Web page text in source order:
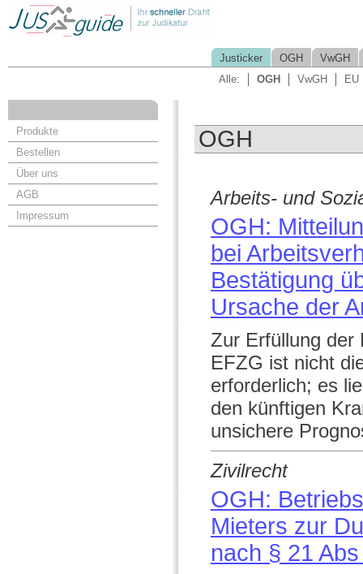
Justicker OGH
VwGH
Alle:
OGH VwGH EU
Produkte
Bestellen
Über uns
AGB
Impressum
OGH
Arbeits- und
OGH:
bei
Bestätigung
Ursache der
Zur Erfüllung der
EFZG ist nicht
erforderlich; es
den künftigen
unsichere
Zivilrecht
OGH:
Mieters zur
nach § 21